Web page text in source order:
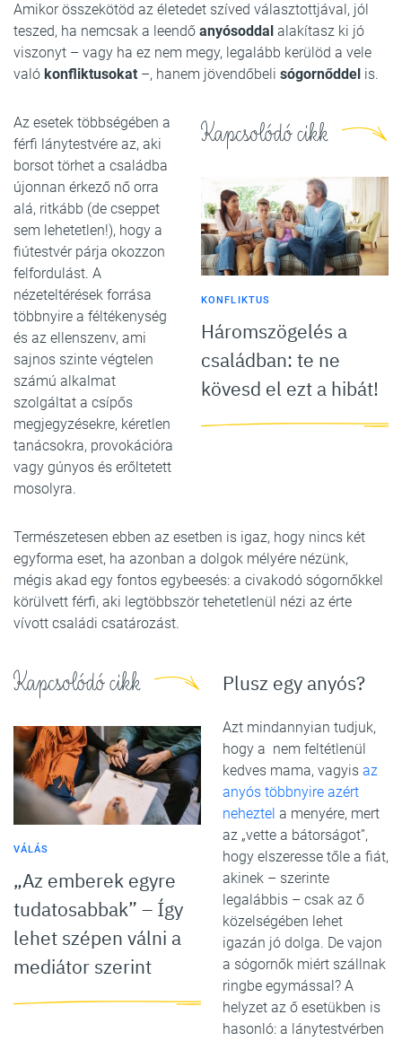
Amikor összekötöd az életedet szíved választottjával, jól
teszed, ha nemcsak a leendő anyósoddal alakítasz ki jó
viszonyt – vagy ha ez nem megy, legalább kerülöd a vele
való konfliktusokat –, hanem jövendőbeli sógornőddel is.
Kapcsolódó cikk
KONFLIKTUS
Háromszögelés a
családban: te ne
kövesd el ezt a hibát!
Az esetek többségében a
férfi lánytestvére az, aki
borsot törhet a családba
újonnan érkező nő orra
alá, ritkább (de cseppet
sem lehetetlen!), hogy a
fiútestvér párja okozzon
felfordulást. A
nézeteltérések forrása
többnyire a féltékenység
és az ellenszenv, ami
sajnos szinte végtelen
számú alkalmat
szolgáltat a csípős
megjegyzésekre, kéretlen
tanácsokra, provokációra
vagy gúnyos és erőltetett
mosolyra.
Természetesen ebben az esetben is igaz, hogy nincs két
egyforma eset, ha azonban a dolgok mélyére nézünk,
mégis akad egy fontos egybeesés: a civakodó sógornőkkel
körülvett férfi, aki legtöbbször tehetetlenül nézi az érte
vívott családi csatározást.
Kapcsolódó cikk
VÁLÁS
„Az emberek egyre
tudatosabbak” – Így
lehet szépen válni a
mediátor szerint
Plusz egy anyós?
Azt mindannyian tudjuk,
hogy a nem feltétlenül
kedves mama, vagyis az
anyós többnyire azért
neheztel a menyére, mert
az „vette a bátorságot”,
hogy elszeresse tőle a fiát,
akinek – szerinte
legalábbis – csak az ő
közelségében lehet
igazán jó dolga. De vajon
a sógornők miért szállnak
ringbe egymással? A
helyzet az ő esetükben is
hasonló: a lánytestvérben